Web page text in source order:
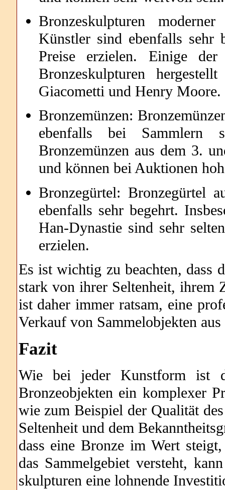
Bronzeskulpturen
Künstler sind ebenfalls sehr
Preise erzielen. Einige der
Bronzeskulpturen
Giacometti und Henry Moore.
Bronzemünzen:
ebenfalls bei Sammlern
Bronzemünzen aus dem 3.
und können bei Auktionen
Bronzegürtel: Bronzegürtel
ebenfalls sehr begehrt.
Han-Dynastie sind sehr
erzielen.
Es ist wichtig zu beachten, dass
stark von ihrer Seltenheit, ihrem
ist daher immer ratsam, eine
Verkauf von Sammelobjekten
Fazit
Wie bei jeder Kunstform ist
Bronzeobjekten ein komplexer
wie zum Beispiel der Qualität
Seltenheit und dem
dass eine Bronze im Wert
das Sammelgebiet versteht,
skulpturen eine lohnende